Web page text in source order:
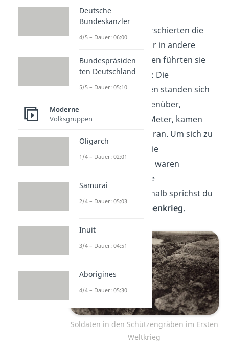
Marne).
Ab diesem Punkt marschierten die
Deutschen nicht mehr in andere
Länder ein. Stattdessen führten sie
einenStellungskrieg : Die
gegnerischen Truppen standen sich
an der Frontlinie gegenüber,
kämpften um jeden Meter, kamen
aber nicht wirklich voran. Um sich zu
verteidigen, bauten sie
Schützengräben. Das waren
weitläufige, komplexe
Grabensysteme. Deshalb sprichst du
auch von einem
Grabenkrieg.
Soldaten in den Schützengräben im Ersten
Weltkrieg
Deutsche
Bundeskanzler
4/5 – Dauer: 06:00
Bundespräsiden
ten Deutschland
5/5 – Dauer: 05:10
Moderne
Volksgruppen
Oligarch
1/4 – Dauer: 02:01
Samurai
2/4 – Dauer: 05:03
Inuit
3/4 – Dauer: 04:51
Aborigines
4/4 – Dauer: 05:30